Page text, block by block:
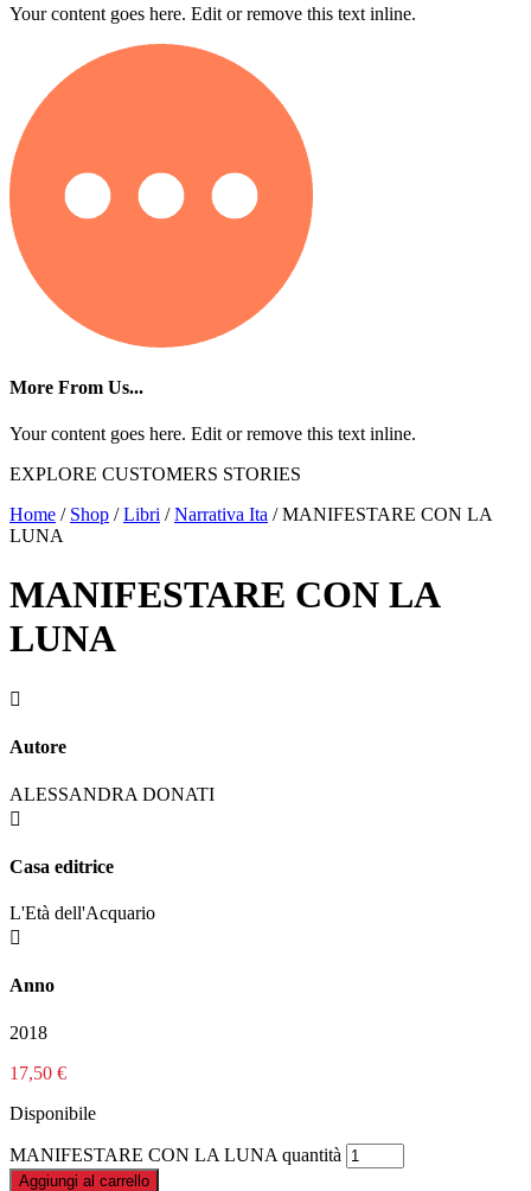
Your content goes here. Edit or remove this text inline.
More From Us...
Your content goes here. Edit or remove this text inline.
EXPLORE CUSTOMERS STORIES
Home / Shop /Libri /Narrativa Ita / MANIFESTARE CON LA
LUNA
MANIFESTARE CON LA
LUNA

Autore
ALESSANDRA DONATI

Casa editrice
L'Età dell'Acquario

Anno
2018
17,50 €
Disponibile
MANIFESTARE CON LA LUNA quantità
Aggiungi al carrello